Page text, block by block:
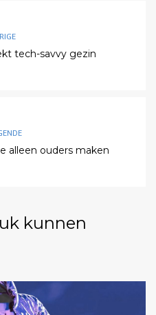
tech-savvy gezin
alleen ouders maken
kunnen